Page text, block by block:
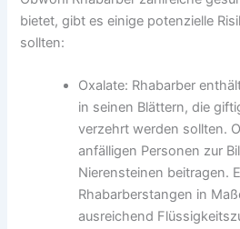
bietet, gibt es einige potenzielle
sollten:
Oxalate: Rhabarber
in seinen Blättern, die
verzehrt werden sollten.
anfälligen Personen zur
Nierensteinen beitragen.
Rhabarberstangen in
ausreichend